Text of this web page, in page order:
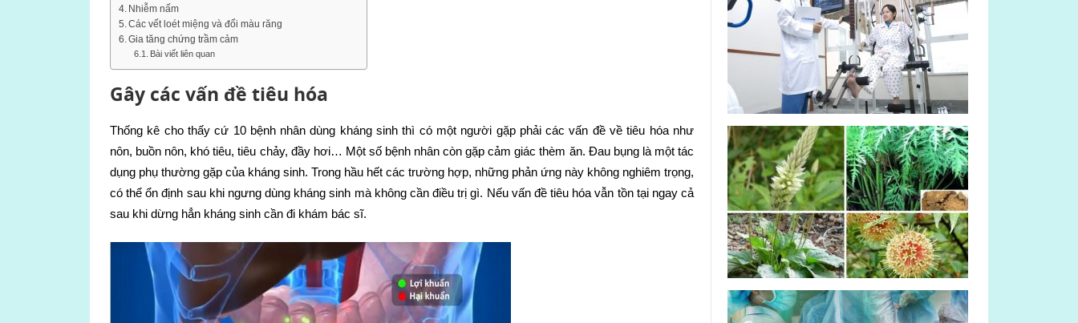
Nhiễm nấm
Các vết loét miệng và đổi màu răng
Gia tăng chứng trầm cảm
Bài viết liên quan
Gây các vấn đề tiêu hóa
Thống kê cho thấy cứ 10 bệnh nhân dùng kháng sinh thì có một người gặp phải các vấn đề về tiêu hóa như
nôn, buồn nôn, khó tiêu, tiêu chảy, đầy hơi… Một số bệnh nhân còn gặp cảm giác thèm ăn. Đau bụng là một tác
dụng phụ thường gặp của kháng sinh. Trong hầu hết các trường hợp, những phản ứng này không nghiêm trọng,
có thể ổn định sau khi ngưng dùng kháng sinh mà không cần điều trị gì. Nếu vấn đề tiêu hóa vẫn tồn tại ngay cả
sau khi dừng hẳn kháng sinh cần đi khám bác sĩ.